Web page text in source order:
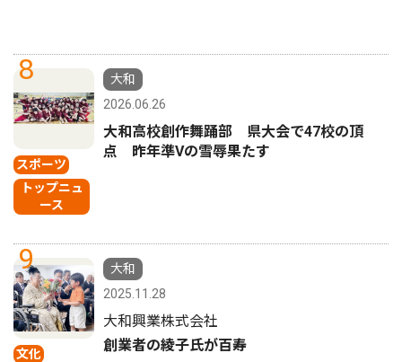
8
スポーツ
トップニュ
ース
大和
2026.06.26
大和高校創作舞踊部 県大会で47校の頂
点 昨年準Vの雪辱果たす
9
文化
大和
2025.11.28
大和興業株式会社
創業者の綾子氏が百寿